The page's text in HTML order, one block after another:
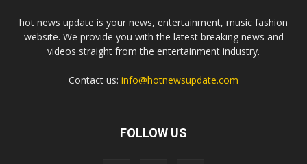
hot news update is your news, entertainment, music fashion
website. We provide you with the latest breaking news and
videos straight from the entertainment industry.
Contact us: info@hotnewsupdate.com
FOLLOW US